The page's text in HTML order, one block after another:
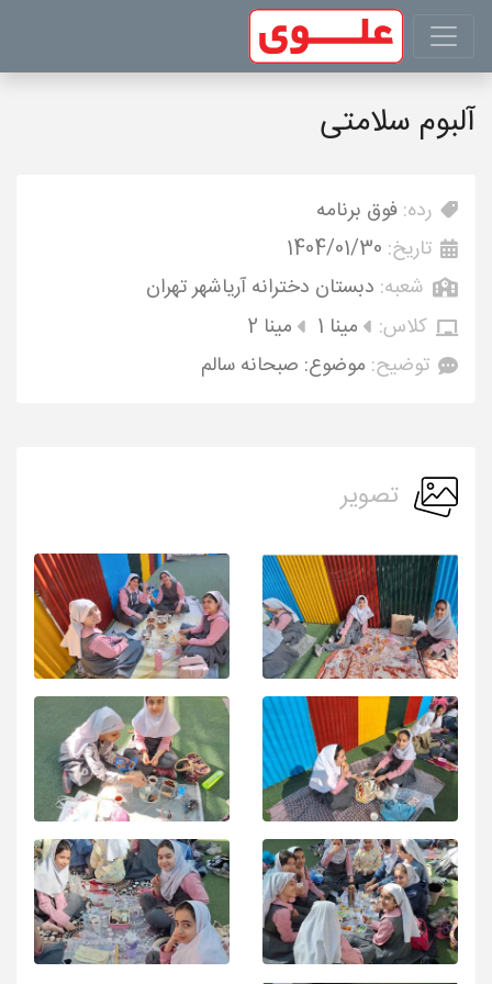
آلبوم سلامتی
رده: فوق برنامه
تاریخ: 1404/01/30
شعبه: دبستان دخترانه آریاشهر تهران
کلاس:
مینا 1
مینا 2
توضیح: موضوع: صبحانه سالم
تصویر